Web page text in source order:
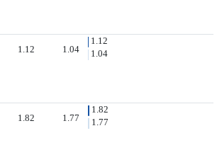
1.12 1.04
1.12
1.04
1.82 1.77
1.82
1.77